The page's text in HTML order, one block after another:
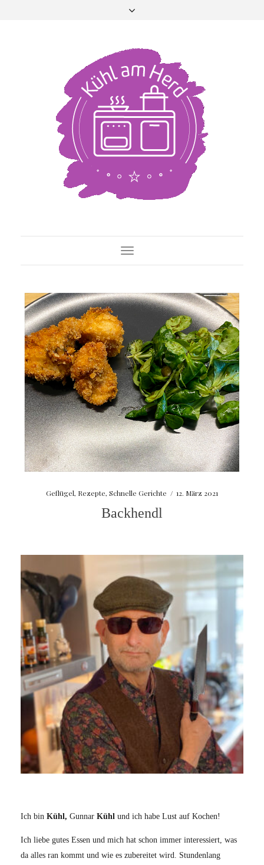
Toggle Navigation
Geflügel, Rezepte, Schnelle Gerichte / 12. März 2021
Backhendl
Ich bin Kühl, Gunnar Kühl und ich habe Lust auf Kochen!
Ich liebe gutes Essen und mich hat schon immer interessiert, was
da alles ran kommt und wie es zubereitet wird. Stundenlang